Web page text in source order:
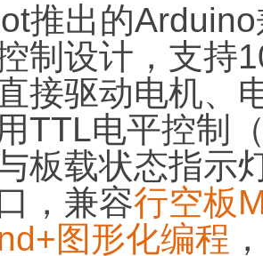
推出的
制设计，支持
接驱动电机、
TTL电平控制
板载状态指示
，兼容行空板
图形化编程